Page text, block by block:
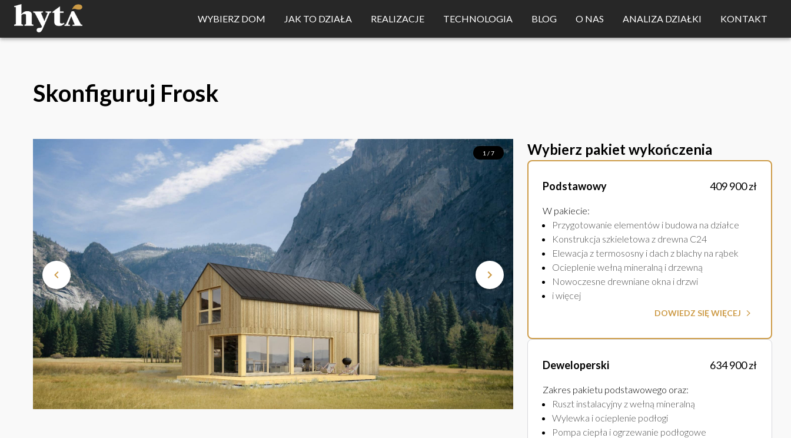
WYBIERZ DOM JAK TO DZIAŁA REALIZACJE TECHNOLOGIA BLOG O NAS ANALIZA DZIAŁKI KONTAKT
Skonfiguruj Frosk
1 / 7 Wybierz pakiet wykończenia
Podstawowy 409 900 zł
W pakiecie:
Przygotowanie elementów i budowa na działce
Konstrukcja szkieletowa z drewna C24
Elewacja z termososny i dach z blachy na rąbek
Ocieplenie wełną mineralną i drzewną
Nowoczesne drewniane okna i drzwi
i więcej
DOWIEDZ SIĘ WIĘCEJ
Deweloperski 634 900 zł
Zakres pakietu podstawowego oraz:
Ruszt instalacyjny z wełną mineralną
Wylewka i ocieplenie podłogi
Pompa ciepła i ogrzewanie podłogowe